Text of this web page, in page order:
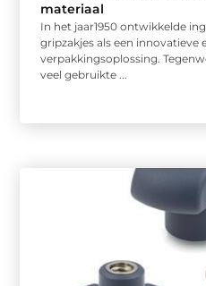
materiaal
In het jaar1950 ontwikkelde
gripzakjes als een innovatieve
verpakkingsoplossing.
veel gebruikte ...